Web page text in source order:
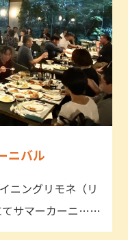
ニバル
ニングリモネ（リ
てサマーカーニ……